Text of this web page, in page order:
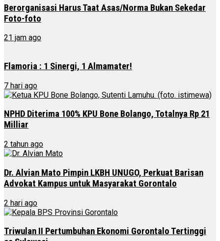
Berorganisasi Harus Taat Asas/Norma Bukan Sekedar
Foto-foto
21 jam ago
Flamoria : 1 Sinergi, 1 Almamater!
7 hari ago
NPHD Diterima 100% KPU Bone Bolango, Totalnya Rp 21
Milliar
2 tahun ago
Dr. Alvian Mato Pimpin LKBH UNUGO, Perkuat Barisan
Advokat Kampus untuk Masyarakat Gorontalo
2 hari ago
Triwulan II Pertumbuhan Ekonomi Gorontalo Tertinggi